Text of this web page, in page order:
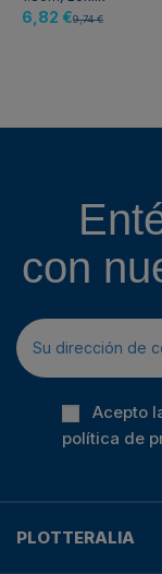
6,82 €9,74 €
con
Acepto
política de
PLOTTERALIA